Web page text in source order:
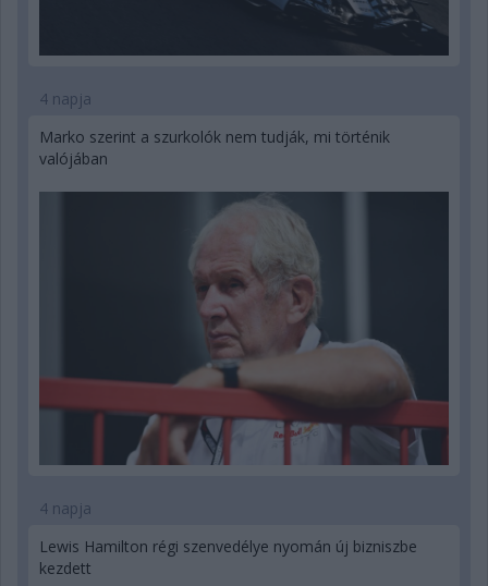
4 napja
Marko szerint a szurkolók nem tudják, mi történik
valójában
4 napja
Lewis Hamilton régi szenvedélye nyomán új bizniszbe
kezdett